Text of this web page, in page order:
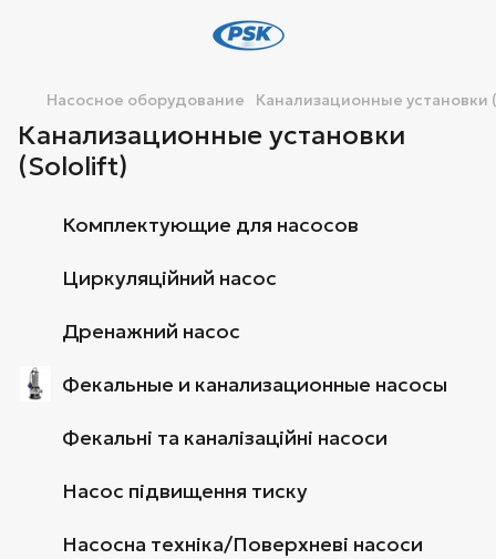
Насосное оборудование Канализационные установки
Канализационные установки
(Sololift)
Комплектующие для насосов
Циркуляційний насос
Дренажний насос
Фекальные и канализационные насосы
Фекальні та каналізаційні насоси
Насос підвищення тиску
Насосна техніка/Поверхневі насоси